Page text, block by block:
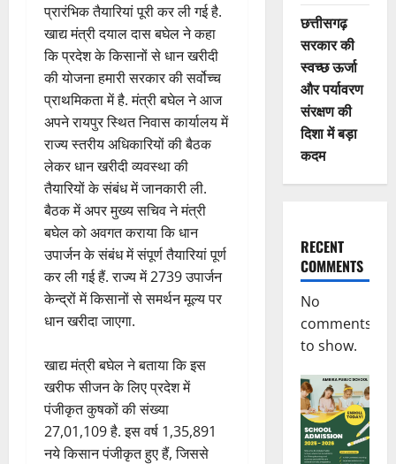
प्रारंभिक तैयारियां पूरी कर ली गई है.
खाद्य मंत्री दयाल दास बघेल ने कहा
कि प्रदेश के किसानों से धान खरीदी
की योजना हमारी सरकार की सर्वोच्च
प्राथमिकता में है. मंत्री बघेल ने आज
अपने रायपुर स्थित निवास कार्यालय में
राज्य स्तरीय अधिकारियों की बैठक
लेकर धान खरीदी व्यवस्था की
तैयारियों के संबंध में जानकारी ली.
बैठक में अपर मुख्य सचिव ने मंत्री
बघेल को अवगत कराया कि धान
उपार्जन के संबंध में संपूर्ण तैयारियां पूर्ण
कर ली गई हैं. राज्य में 2739 उपार्जन
केन्द्रों में किसानों से समर्थन मूल्य पर
धान खरीदा जाएगा.
खाद्य मंत्री बघेल ने बताया कि इस
खरीफ सीजन के लिए प्रदेश में
पंजीकृत कुषकों की संख्या
27,01,109 है. इस वर्ष 1,35,891
नये किसान पंजीकृत हुए हैं, जिससे
छत्तीसगढ़
सरकार की
स्वच्छ ऊर्जा
और पर्यावरण
संरक्षण की
दिशा में बड़ा
कदम
RECENT
COMMENTS
No
comments
to show.